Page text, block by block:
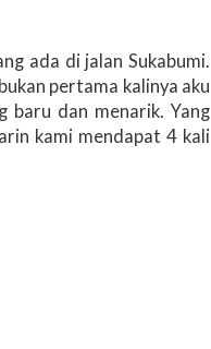
ada di jalan Sukabumi.
pertama kalinya aku
baru dan menarik. Yang
kami mendapat 4 kali